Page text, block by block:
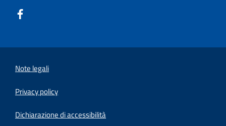
Note legali
Privacy policy
Dichiarazione di accessibilità